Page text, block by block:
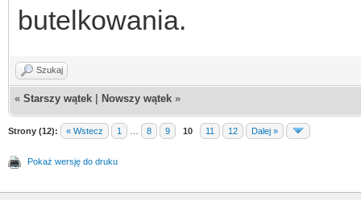
butelkowania.
Szukaj
« Starszy wątek Nowszy wątek »
Strony (12): « Wstecz 1 8 9 10 11 12 Dalej »
Pokaż wersję do druku